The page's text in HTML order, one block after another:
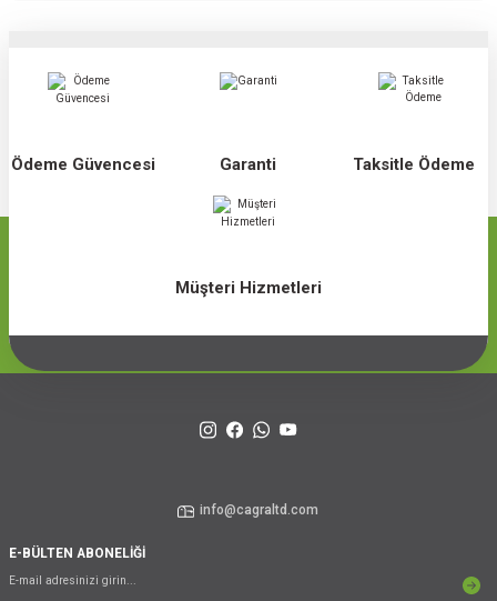
Ödeme Güvencesi Garanti Taksitle Ödeme
Müşteri Hizmetleri
info@cagraltd.com
E-BÜLTEN ABONELİĞİ